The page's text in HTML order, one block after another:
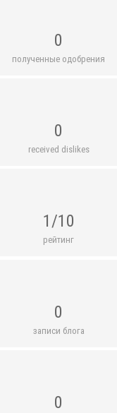
0
полученные одобрения
0
received dislikes
1/10
рейтинг
0
записи блога
0